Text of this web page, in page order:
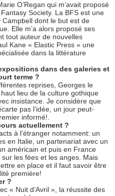
O’Regan qui m’avait proposé
Society. La BFS est une
dont le but est de
Elle m’a alors proposé ses
tout auteur de nouvelles
Kane « Elastic Press » une
dans la littérature
dans des galeries et
terme ?
reprises, Georges le
lieu de la culture gothique
insistance. Je considère que
pas l’idée, un jour peut-
informé!.
actuellement ?
à l’étranger notamment: un
en Italie, un partenariat avec un
américain et puis en France
les fées et les anges. Mais
en place et il faut savoir être
première!
?
« Nuit d’Avril », la réussite des